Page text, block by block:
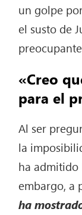
un golpe
el susto de
«Creo
para el
Al ser
la
ha admitido
embargo, a
ha